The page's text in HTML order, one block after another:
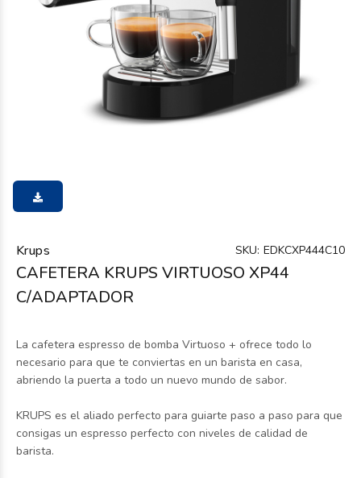
Krups SKU: EDKCXP444C10
CAFETERA KRUPS VIRTUOSO XP44
C/ADAPTADOR
La cafetera espresso de bomba Virtuoso + ofrece todo lo
necesario para que te conviertas en un barista en casa,
abriendo la puerta a todo un nuevo mundo de sabor.
KRUPS es el aliado perfecto para guiarte paso a paso para que
consigas un espresso perfecto con niveles de calidad de
barista.